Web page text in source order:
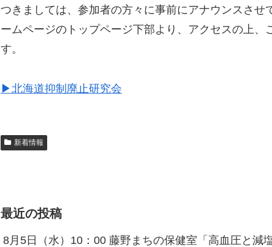
つきましては、参加者の方々に事前にアナウンスさ
ームページのトップページ下部より、アクセスの上、
す。
▶北海道抑制廃止研究会
新着情報
最近の投稿
8月5日（水）10：00 藤野まちの保健室「高血圧と減